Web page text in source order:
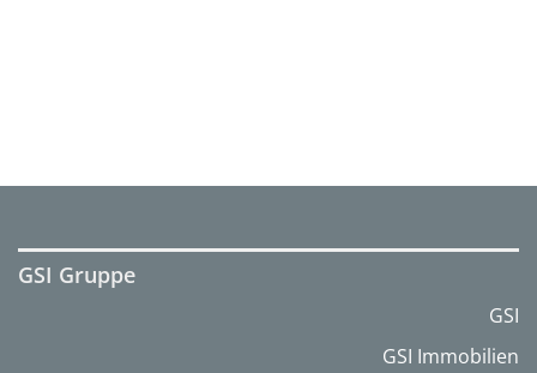
GSI Gruppe
GSI
GSI Immobilien